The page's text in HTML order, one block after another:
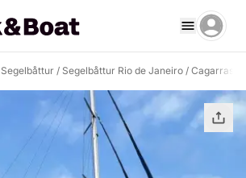
Segelbåttur / Segelbåttur Rio de Janeiro /